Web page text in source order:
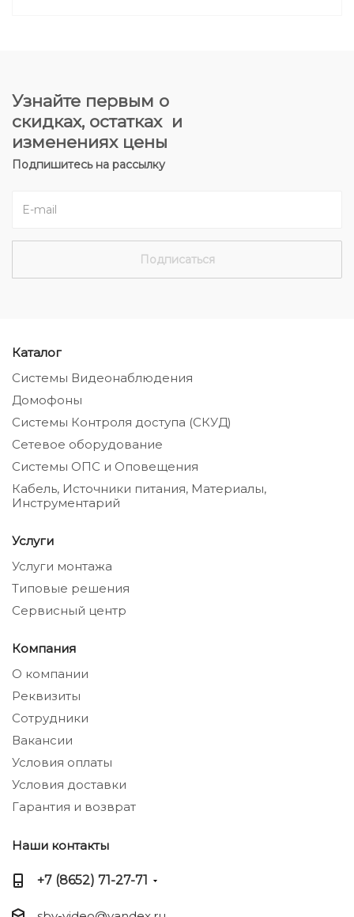
Узнайте первым о
скидках, остатках и
изменениях цены
Подпишитесь на рассылку
Каталог
Системы Видеонаблюдения
Домофоны
Системы Контроля доступа (СКУД)
Сетевое оборудование
Системы ОПС и Оповещения
Кабель, Источники питания, Материалы,
Инструментарий
Услуги
Услуги монтажа
Типовые решения
Сервисный центр
Компания
О компании
Реквизиты
Сотрудники
Вакансии
Условия оплаты
Условия доставки
Гарантия и возврат
Наши контакты
+7 (8652) 71-27-71